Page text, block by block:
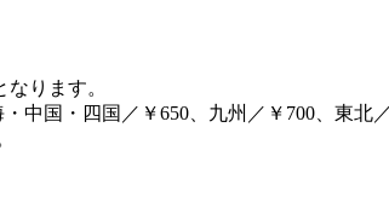
ります。
中国・四国／￥650、九州／￥700、東北